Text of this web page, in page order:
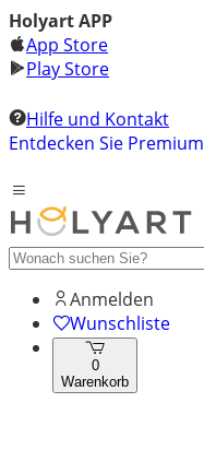
Holyart APP
App Store
Play Store
Hilfe und Kontakt
Entdecken Sie Premium
Anmelden
Wunschliste
0
Warenkorb